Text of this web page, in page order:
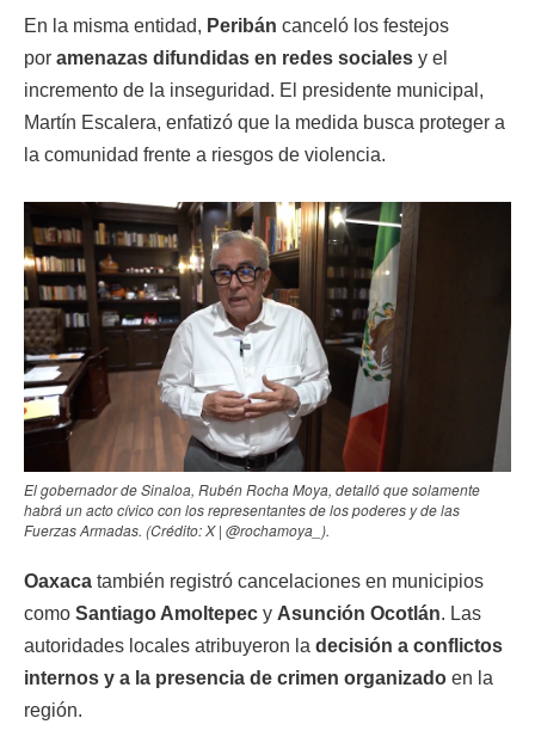
En la misma entidad, Peribán canceló los festejos
por amenazas difundidas en redes sociales y el
incremento de la inseguridad. El presidente municipal,
Martín Escalera, enfatizó que la medida busca proteger a
la comunidad frente a riesgos de violencia.
El gobernador de Sinaloa, Rubén Rocha Moya, detalló que solamente
habrá un acto cívico con los representantes de los poderes y de las
Fuerzas Armadas. (Crédito: X | @rochamoya_).
Oaxaca también registró cancelaciones en municipios
como Santiago Amoltepec y Asunción Ocotlán. Las
autoridades locales atribuyeron la decisión a conflictos
internos y a la presencia de crimen organizado en la
región.